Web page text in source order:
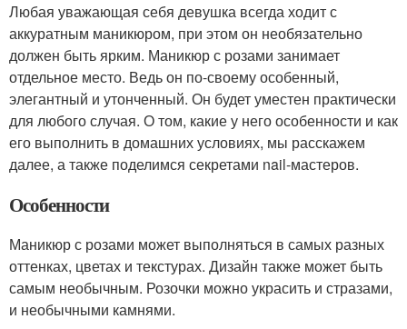
Любая уважающая себя девушка всегда ходит с
аккуратным маникюром, при этом он необязательно
должен быть ярким. Маникюр с розами занимает
отдельное место. Ведь он по-своему особенный,
элегантный и утонченный. Он будет уместен практически
для любого случая. О том, какие у него особенности и как
его выполнить в домашних условиях, мы расскажем
далее, а также поделимся секретами nail-мастеров.
Особенности
Маникюр с розами может выполняться в самых разных
оттенках, цветах и текстурах. Дизайн также может быть
самым необычным. Розочки можно украсить и стразами,
и необычными камнями.